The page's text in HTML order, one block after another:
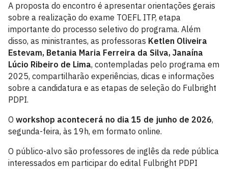
A proposta do encontro é apresentar orientações gerais
sobre a realização do exame TOEFL ITP, etapa
importante do processo seletivo do programa. Além
disso, as ministrantes, as professoras Ketlen Oliveira
Estevam, Betania Maria Ferreira da Silva, Janaína
Lúcio Ribeiro de Lima, contempladas pelo programa em
2025, compartilharão experiências, dicas e informações
sobre a candidatura e as etapas de seleção do Fulbright
PDPI.
O workshop acontecerá no dia 15 de junho de 2026,
segunda-feira, às 19h, em formato online.
O público-alvo são professores de inglês da rede pública
interessados em participar do edital Fulbright PDPI